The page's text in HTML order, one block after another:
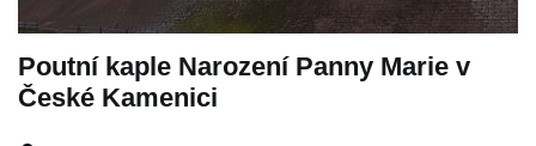
Poutní kaple Narození Panny Marie v
České Kamenici